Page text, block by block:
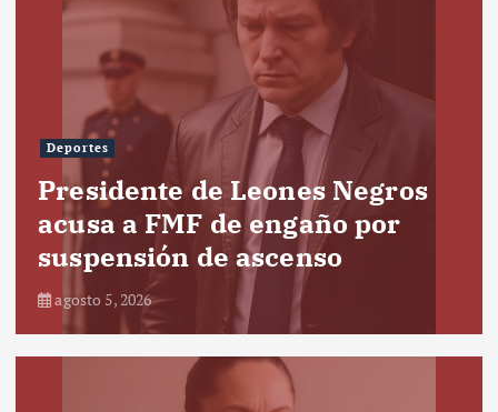
Deportes
Presidente de Leones Negros
acusa a FMF de engaño por
suspensión de ascenso
agosto 5, 2026